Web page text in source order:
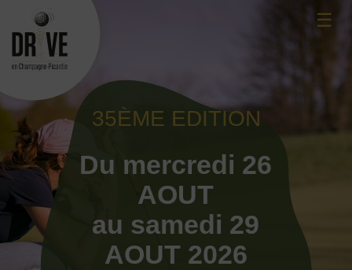
content
☰
35ÈME EDITION
Du mercredi 26
AOUT
au samedi 29
AOUT 2026